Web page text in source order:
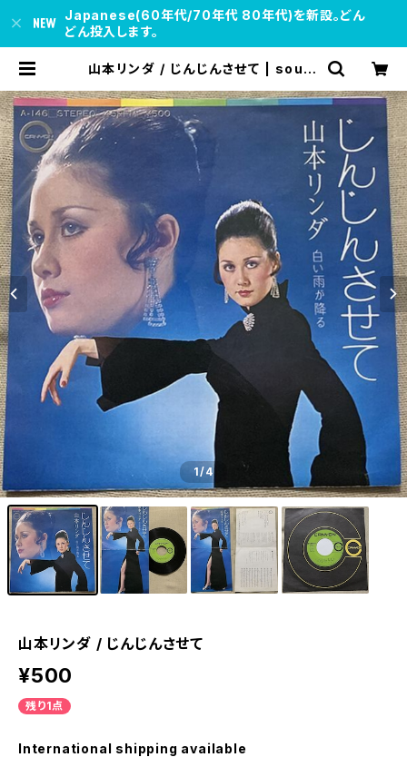
Japanese(60年代/70年代 80年代)を新設。どん
どん投入します。
山本リンダ / じんじんさせて | soul r
1/4
山本リンダ / じんじんさせて
¥500
残り1点
International shipping available